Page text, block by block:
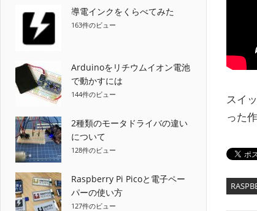
スイ
った
導電インクをくらべてみた
163件のビュー
Arduinoをリチウムイオン電池
で動かすには
144件のビュー
2種類のモータドライバの違い
について
128件のビュー
Raspberry Pi Picoと電子ペー
パーの使い方
127件のビュー